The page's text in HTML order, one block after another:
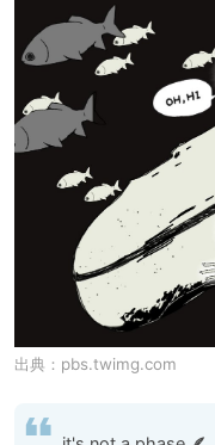
出典： pbs.twimg.com